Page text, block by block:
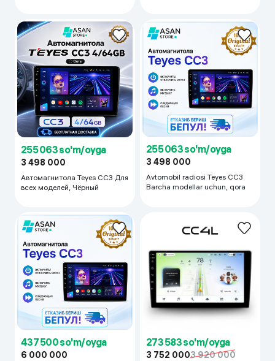
255 063 so'm/oyga
3 498 000
Автомагнитола Teyes CC3 Для
всех моделей, Чёрный
255 063 so'm/oyga
3 498 000
Avtomobil radiosi Teyes CC3
Barcha modellar uchun, qora
437 500 so'm/oyga
6 000 000
273 583 so'm/oyga
3 752 0003 920 000